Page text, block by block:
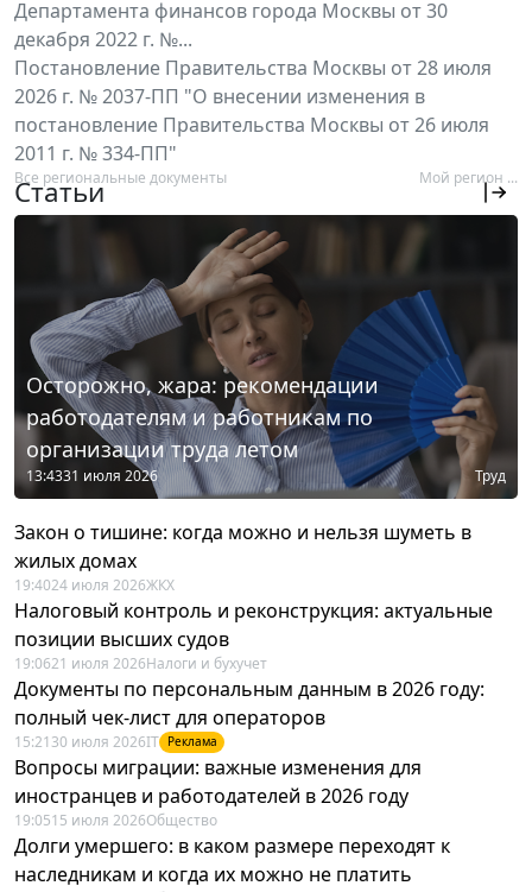
Департамента финансов города Москвы от 30
декабря 2022 г. №...
Постановление Правительства Москвы от 28 июля
2026 г. № 2037-ПП "О внесении изменения в
постановление Правительства Москвы от 26 июля
2011 г. № 334-ПП"
Все региональные документы Мой регион ...
Статьи
Осторожно, жара: рекомендации
работодателям и работникам по
организации труда летом
13:4331 июля 2026 Труд
Закон о тишине: когда можно и нельзя шуметь в
жилых домах
19:4024 июля 2026ЖКХ
Налоговый контроль и реконструкция: актуальные
позиции высших судов
19:0621 июля 2026Налоги и бухучет
Документы по персональным данным в 2026 году:
полный чек-лист для операторов
15:21 30 июля 2026IT Реклама
Вопросы миграции: важные изменения для
иностранцев и работодателей в 2026 году
19:0515 июля 2026Общество
Долги умершего: в каком размере переходят к
наследникам и когда их можно не платить